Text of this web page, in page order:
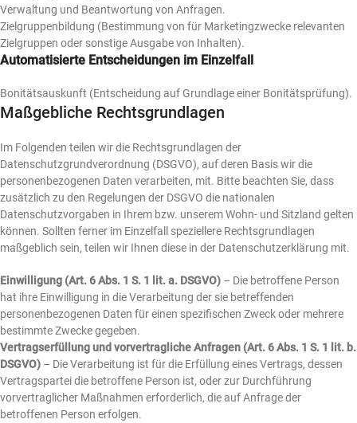
Verwaltung und Beantwortung von Anfragen.
Zielgruppenbildung (Bestimmung von für Marketingzwecke relevanten
Zielgruppen oder sonstige Ausgabe von Inhalten).
Automatisierte Entscheidungen im Einzelfall
Bonitätsauskunft (Entscheidung auf Grundlage einer Bonitätsprüfung).
Maßgebliche Rechtsgrundlagen
Im Folgenden teilen wir die Rechtsgrundlagen der
Datenschutzgrundverordnung (DSGVO), auf deren Basis wir die
personenbezogenen Daten verarbeiten, mit. Bitte beachten Sie, dass
zusätzlich zu den Regelungen der DSGVO die nationalen
Datenschutzvorgaben in Ihrem bzw. unserem Wohn- und Sitzland gelten
können. Sollten ferner im Einzelfall speziellere Rechtsgrundlagen
maßgeblich sein, teilen wir Ihnen diese in der Datenschutzerklärung mit.
Einwilligung (Art. 6 Abs. 1 S. 1 lit. a. DSGVO) – Die betroffene Person
hat ihre Einwilligung in die Verarbeitung der sie betreffenden
personenbezogenen Daten für einen spezifischen Zweck oder mehrere
bestimmte Zwecke gegeben.
Vertragserfüllung und vorvertragliche Anfragen (Art. 6 Abs. 1 S. 1 lit. b.
DSGVO) – Die Verarbeitung ist für die Erfüllung eines Vertrags, dessen
Vertragspartei die betroffene Person ist, oder zur Durchführung
vorvertraglicher Maßnahmen erforderlich, die auf Anfrage der
betroffenen Person erfolgen.